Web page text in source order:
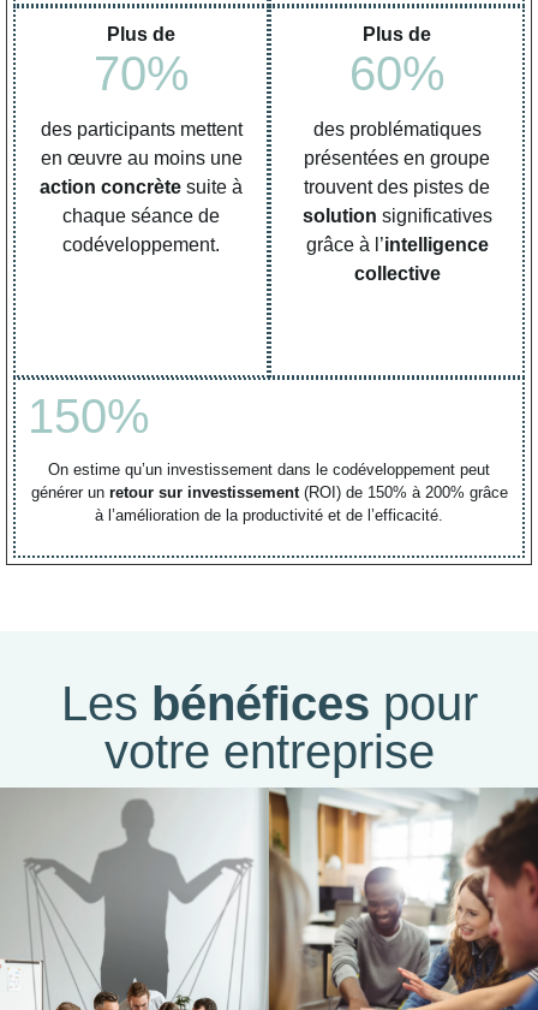
Plus de
70%
des participants mettent
en œuvre au moins une
action concrète suite à
chaque séance de
codéveloppement.
Plus de
60%
des problématiques
présentées en groupe
trouvent des pistes de
solution significatives
grâce à l’intelligence
collective
150%
On estime qu’un investissement dans le codéveloppement peut
générer un retour sur investissement(ROI) de 150% à 200% grâce
à l’amélioration de la productivité et de l’efficacité.
Les bénéfices pour
votre entreprise